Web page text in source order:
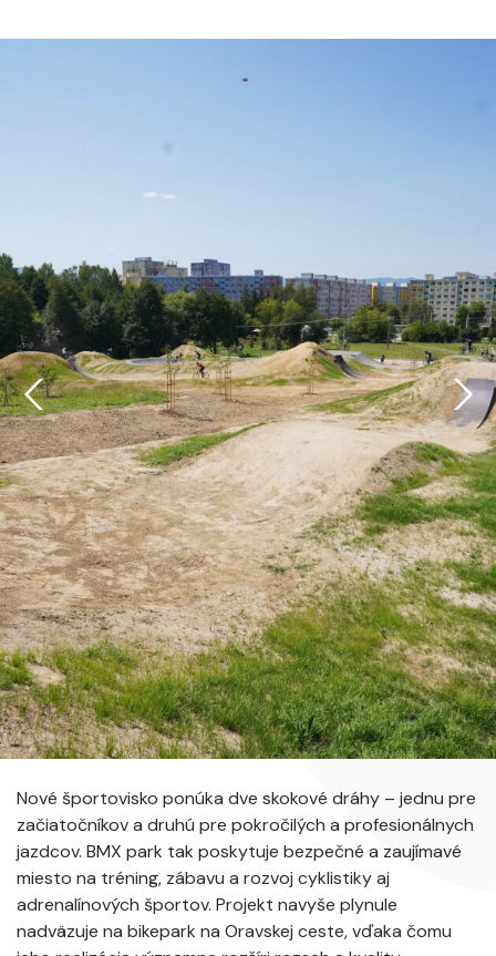
Nové športovisko ponúka dve skokové dráhy – jednu pre
začiatočníkov a druhú pre pokročilých a profesionálnych
jazdcov. BMX park tak poskytuje bezpečné a zaujímavé
miesto na tréning, zábavu a rozvoj cyklistiky aj
adrenalínových športov. Projekt navyše plynule
nadväzuje na bikepark na Oravskej ceste, vďaka čomu